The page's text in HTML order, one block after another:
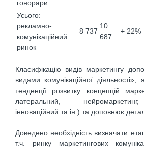
гонорари
Усього:
рекламно-
комунікаційний
ринок
8 737
10
687
+ 22%
Класифікацію видів маркетингу
видами комунікаційної діяльності»,
тенденції розвитку концепцій
латеральний,
інноваційний та ін.) та доповнює
Доведено необхідність визначати
т.ч. ринку маркетингових